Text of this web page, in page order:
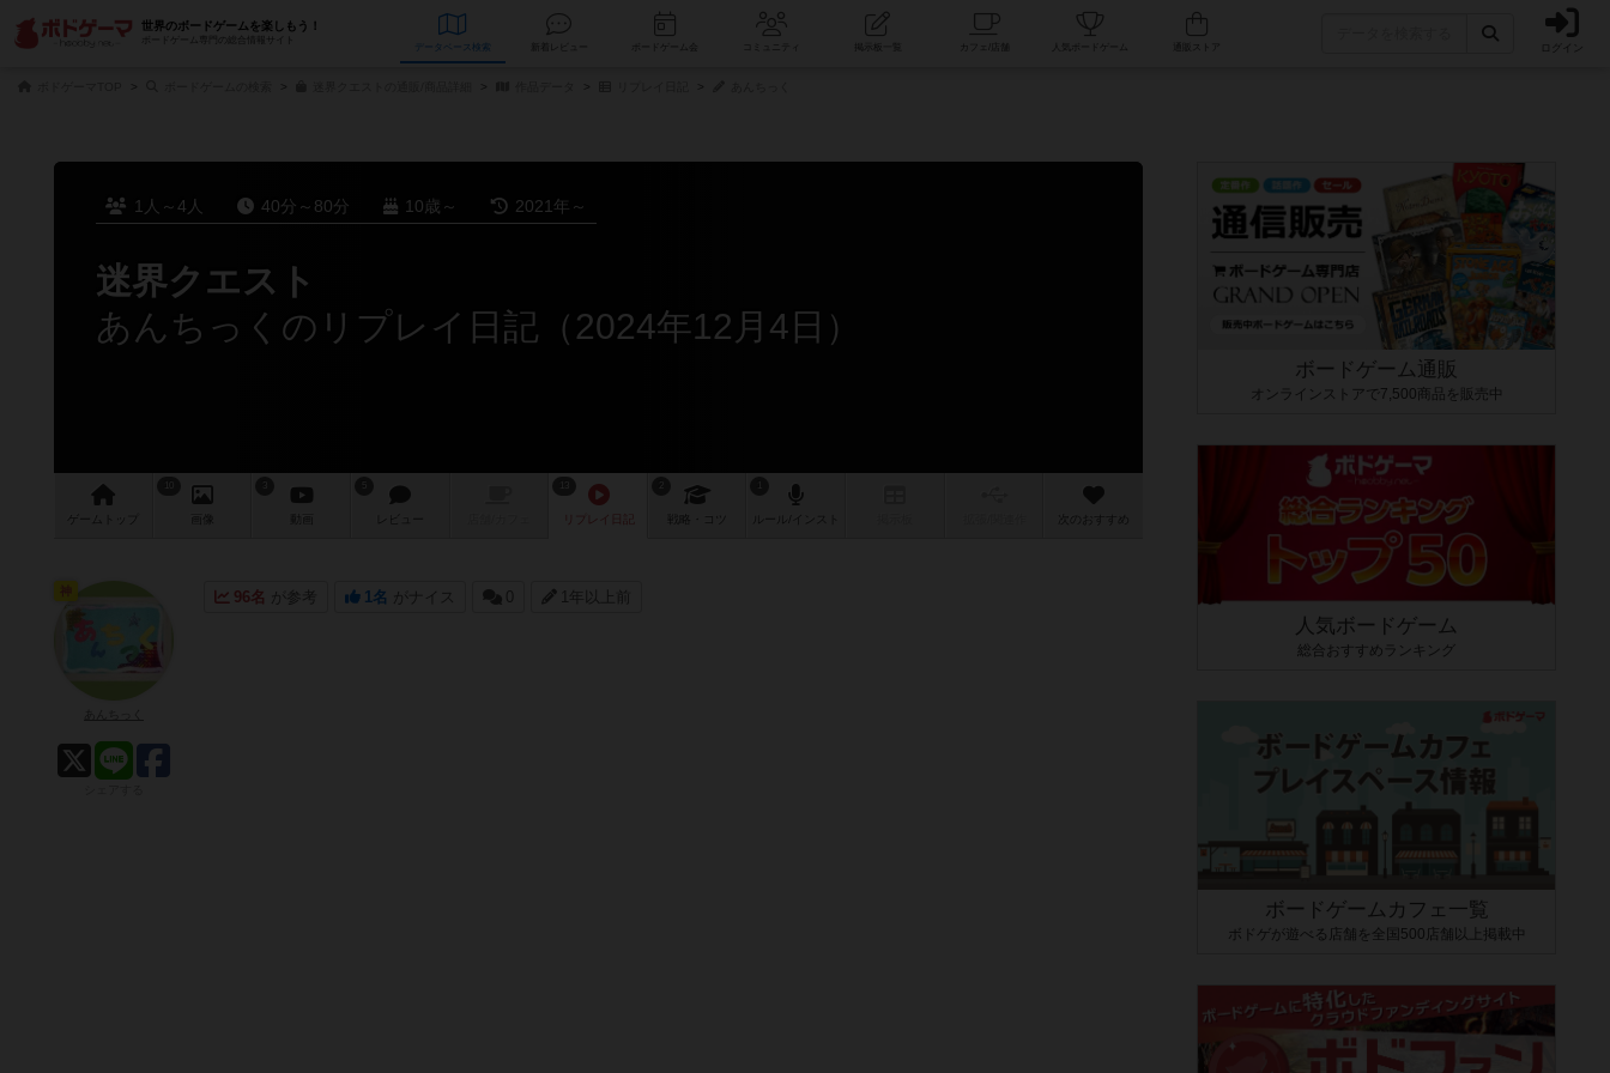
世界のボードゲームを楽しもう！
ボードゲーム専門の総合情報サイト
データベース コミュニティ 人気ボードゲーム ログイン
1人～4人 40分～80分 10歳～ 2021年～
迷界クエスト
あんちっくのリプレイ日記（2024年12月4日）
ゲーム 画像 レビュー 戦略 次のおすすめ
96名 が参考 1名 がナイス 0 1年以上前
ボードゲーム通販
オンラインストアで7,500商品を販売中
人気ボードゲーム
総合おすすめランキング
ボードゲームカフェ一覧
ボドゲが遊べる店舗を全国500店舗以上掲載中